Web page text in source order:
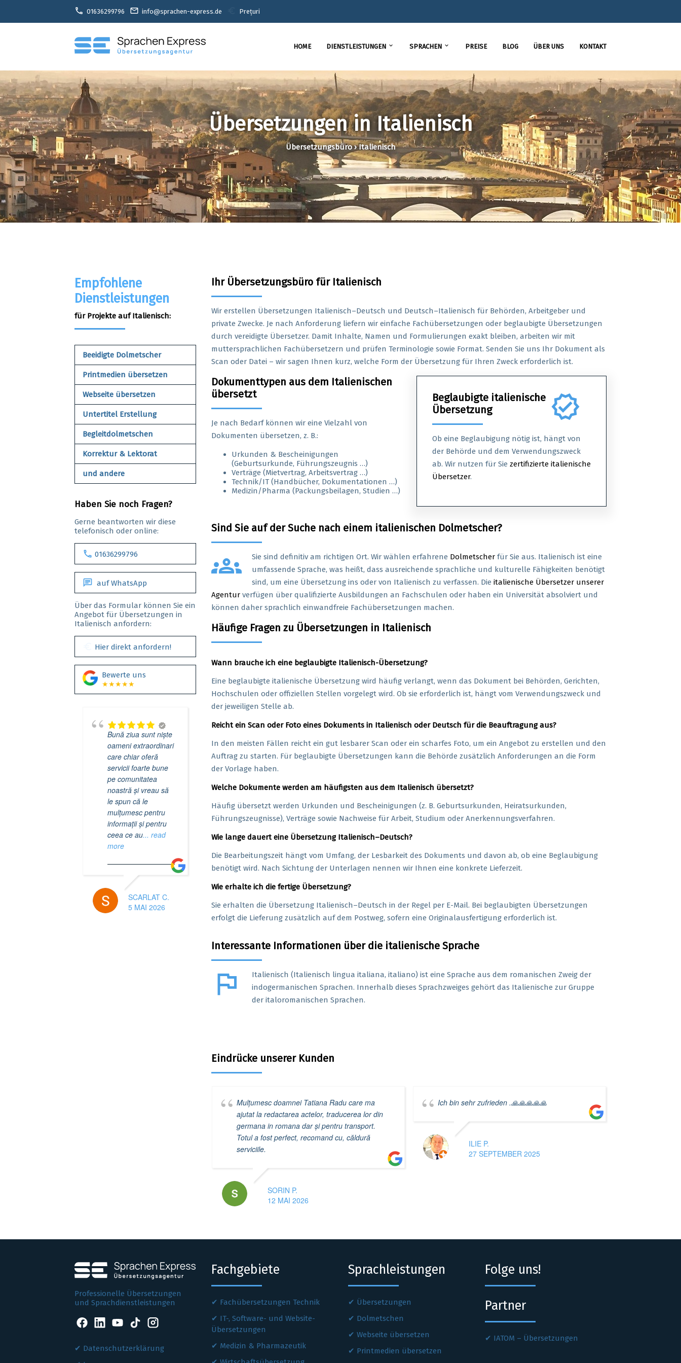
call 01636299796 email info@sprachen-express.de Prețuri
HOME DIENSTLEISTUNGEN expand_more SPRACHEN expand_more PREISE BLOG ÜBER UNS KONTAKT
Übersetzungen in Italienisch
Übersetzungsbüro › Italienisch
Ihr Übersetzungsbüro für Italienisch
Wir erstellen Übersetzungen Italienisch–Deutsch und Deutsch–Italienisch für Behörden, Arbeitgeber und
private Zwecke. Je nach Anforderung liefern wir einfache Fachübersetzungen oder beglaubigte Übersetzungen
durch vereidigte Übersetzer. Damit Inhalte, Namen und Formulierungen exakt bleiben, arbeiten wir mit
muttersprachlichen Fachübersetzern und prüfen Terminologie sowie Format. Senden Sie uns Ihr Dokument als
Scan oder Datei – wir sagen Ihnen kurz, welche Form der Übersetzung für Ihren Zweck erforderlich ist.
Dokumenttypen aus dem Italienischen
übersetzt
Je nach Bedarf können wir eine Vielzahl von
Dokumenten übersetzen, z. B.:
Urkunden & Bescheinigungen
(Geburtsurkunde, Führungszeugnis …)
Verträge (Mietvertrag, Arbeitsvertrag …)
Technik/IT (Handbücher, Dokumentationen …)
Medizin/Pharma (Packungsbeilagen, Studien …)
verified
Beglaubigte italienische
Übersetzung
Ob eine Beglaubigung nötig ist, hängt von
der Behörde und dem Verwendungszweck
ab. Wir nutzen für Sie zertifizierte italienische
Übersetzer.
Sind Sie auf der Suche nach einem italienischen Dolmetscher?
groups Sie sind definitiv am richtigen Ort. Wir wählen erfahrene Dolmetscher für Sie aus. Italienisch ist eine
umfassende Sprache, was heißt, dass ausreichende sprachliche und kulturelle Fähigkeiten benötigt
sind, um eine Übersetzung ins oder von Italienisch zu verfassen. Die italienische Übersetzer unserer
Agentur verfügen über qualifizierte Ausbildungen an Fachschulen oder haben ein Universität absolviert und
können daher sprachlich einwandfreie Fachübersetzungen machen.
Häufige Fragen zu Übersetzungen in Italienisch
Wann brauche ich eine beglaubigte Italienisch-Übersetzung?
Eine beglaubigte italienische Übersetzung wird häufig verlangt, wenn das Dokument bei Behörden, Gerichten,
Hochschulen oder offiziellen Stellen vorgelegt wird. Ob sie erforderlich ist, hängt vom Verwendungszweck und
der jeweiligen Stelle ab.
Reicht ein Scan oder Foto eines Dokuments in Italienisch oder Deutsch für die Beauftragung aus?
In den meisten Fällen reicht ein gut lesbarer Scan oder ein scharfes Foto, um ein Angebot zu erstellen und den
Auftrag zu starten. Für beglaubigte Übersetzungen kann die Behörde zusätzlich Anforderungen an die Form
der Vorlage haben.
Welche Dokumente werden am häufigsten aus dem Italienisch übersetzt?
Häufig übersetzt werden Urkunden und Bescheinigungen (z. B. Geburtsurkunden, Heiratsurkunden,
Führungszeugnisse), Verträge sowie Nachweise für Arbeit, Studium oder Anerkennungsverfahren.
Wie lange dauert eine Übersetzung Italienisch–Deutsch?
Die Bearbeitungszeit hängt vom Umfang, der Lesbarkeit des Dokuments und davon ab, ob eine Beglaubigung
benötigt wird. Nach Sichtung der Unterlagen nennen wir Ihnen eine konkrete Lieferzeit.
Wie erhalte ich die fertige Übersetzung?
Sie erhalten die Übersetzung Italienisch–Deutsch in der Regel per E-Mail. Bei beglaubigten Übersetzungen
erfolgt die Lieferung zusätzlich auf dem Postweg, sofern eine Originalausfertigung erforderlich ist.
Interessante Informationen über die italienische Sprache
flag
Italienisch (Italienisch lingua italiana, italiano) ist eine Sprache aus dem romanischen Zweig der
indogermanischen Sprachen. Innerhalb dieses Sprachzweiges gehört das Italienische zur Gruppe
der italoromanischen Sprachen.
Eindrücke unserer Kunden
Mulțumesc doamnei Tatiana Radu care ma
ajutat la redactarea actelor, traducerea lor din
germana in romana dar și pentru transport.
Totul a fost perfect, recomand cu, căldură
serviciile.
SORIN P.
12 MAI 2026
Ich bin sehr zufrieden .🙏🙏🙏🙏🙏
ILIE P.
27 SEPTEMBER 2025
Empfohlene
Dienstleistungen
für Projekte auf Italienisch:
Beeidigte Dolmetscher
Printmedien übersetzen
Webseite übersetzen
Untertitel Erstellung
Begleitdolmetschen
Korrektur & Lektorat
und andere
Haben Sie noch Fragen?
Gerne beantworten wir diese
telefonisch oder online:
call 01636299796
chat auf WhatsApp
Über das Formular können Sie ein
Angebot für Übersetzungen in
Italienisch anfordern:
Hier direkt anfordern!
Bewerte uns
★★★★★
Bună ziua sunt niște
oameni extraordinari
care chiar oferă
servicii foarte bune
pe comunitatea
noastră și vreau să
le spun că le
mulțumesc pentru
informații și pentru
ceea ce au... read
more
SCARLAT C.
5 MAI 2026
Professionelle Übersetzungen
und Sprachdienstleistungen
Datenschutzerklärung
Fachgebiete
Fachübersetzungen Technik
IT-, Software- und Website-
Übersetzungen
Medizin & Pharmazeutik
Sprachleistungen
Übersetzungen
Dolmetschen
Webseite übersetzen
Printmedien übersetzen
Folge uns!
Partner
IATOM – Übersetzungen